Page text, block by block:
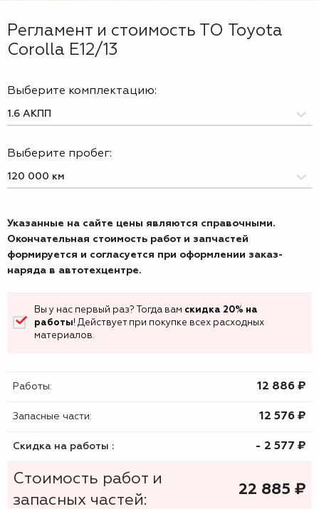
Регламент и стоимость ТО Toyota
Corolla E12/13
Выберите комплектацию:
Выберите пробег:
Указанные на сайте цены являются справочными.
Окончательная стоимость работ и запчастей
формируется и согласуется при оформлении заказ-
наряда в автотехцентре.
Вы у нас первый раз? Тогда вам скидка 20% на
работы! Действует при покупке всех расходных
материалов.
Работы: 12 886 ₷
Запасные части: 12 576 ₷
Скидка на работы : - 2 577 ₷
Стоимость работ и
запасных частей:
22 885 ₷